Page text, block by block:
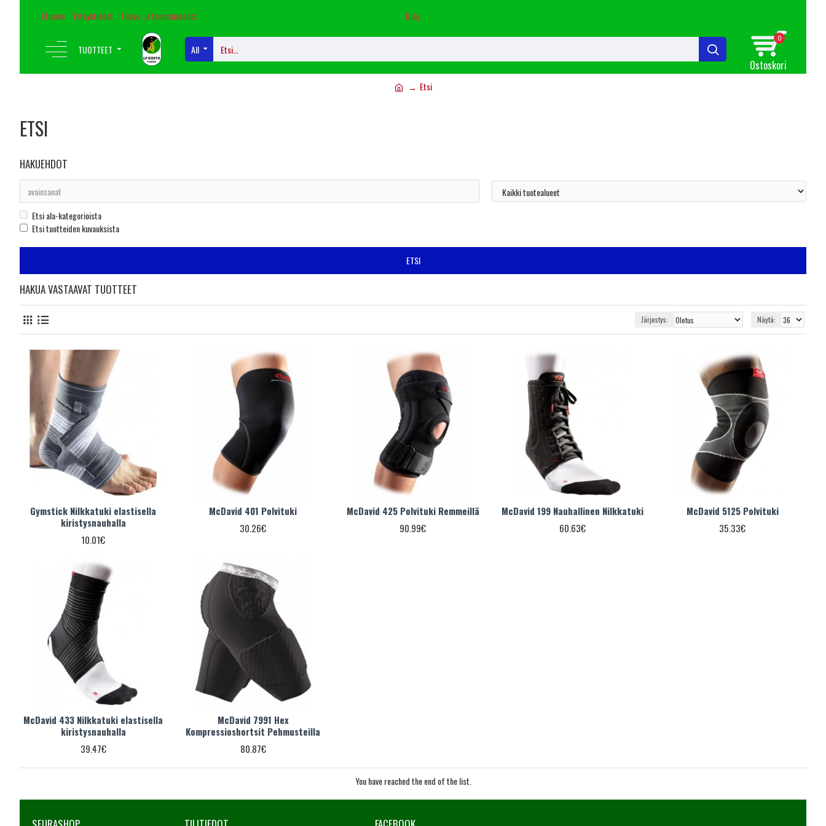
Etusivu Yhteystiedot Tilaus- ja toimitusehdot Blog
TUOTTEET All
Ostoskori
0
Etsi
ETSI
HAKUEHDOT
Etsi ala-kategorioista
Etsi tuotteiden kuvauksista
ETSI
HAKUA VASTAAVAT TUOTTEET
Järjestys: Näytä:
Gymstick Nilkkatuki elastisella
kiristysnauhalla
10.01€
McDavid 401 Polvituki
30.26€
McDavid 425 Polvituki Remmeillä
90.99€
McDavid 199 Nauhallinen Nilkkatuki
60.63€
McDavid 5125 Polvituki
35.33€
McDavid 433 Nilkkatuki elastisella
kiristysnauhalla
39.47€
McDavid 7991 Hex
Kompressioshortsit Pehmusteilla
80.87€
You have reached the end of the list.